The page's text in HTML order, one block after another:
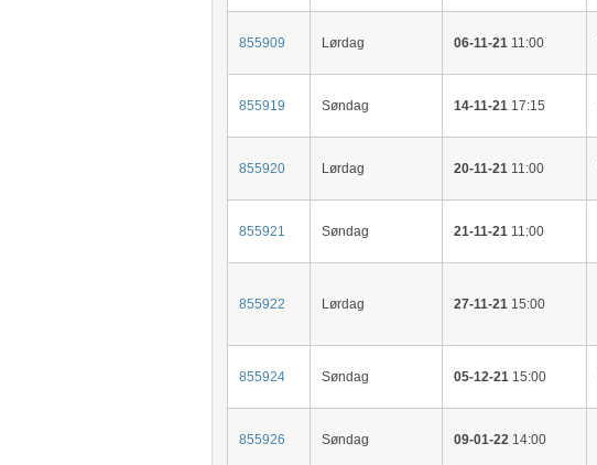
855909 Lørdag 06-11-2111:00
855919 Søndag 14-11-2117:15
855920 Lørdag 20-11-2111:00
855921 Søndag 21-11-2111:00
855922 Lørdag 27-11-2115:00
855924 Søndag 05-12-2115:00
855926 Søndag 09-01-2214:00